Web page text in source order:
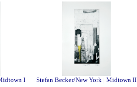
I Stefan Becker/New York | Midtown II